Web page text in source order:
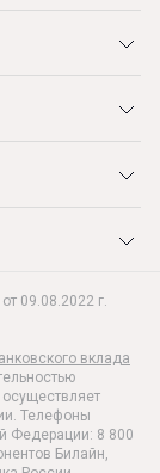
09.08.2022 г.
вклада
Телефоны
Федерации: 8 800
Билайн,